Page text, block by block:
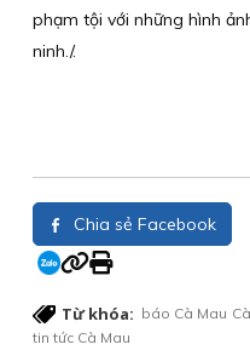
phạm tội với những hình
ninh./.
Chia sẻ Facebook
Từ khóa: báo Cà Mau
tin tức Cà Mau